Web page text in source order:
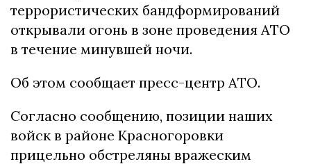
террористических бандформирований
открывали огонь в зоне проведения АТО
в течение минувшей ночи.
Об этом сообщает пресс-центр АТО.
Согласно сообщению, позиции наших
войск в районе Красногоровки
прицельно обстреляны вражеским